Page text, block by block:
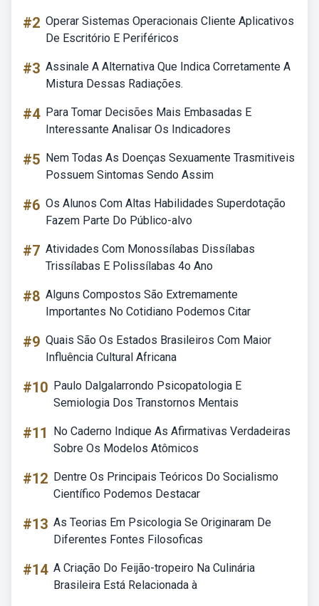
#2 Operar Sistemas Operacionais Cliente Aplicativos
De Escritório E Periféricos
#3 Assinale A Alternativa Que Indica Corretamente A
Mistura Dessas Radiações.
#4 Para Tomar Decisões Mais Embasadas E
Interessante Analisar Os Indicadores
#5 Nem Todas As Doenças Sexuamente Trasmitiveis
Possuem Sintomas Sendo Assim
#6 Os Alunos Com Altas Habilidades Superdotação
Fazem Parte Do Público-alvo
#7 Atividades Com Monossílabas Dissílabas
Trissílabas E Polissílabas 4o Ano
#8 Alguns Compostos São Extremamente
Importantes No Cotidiano Podemos Citar
#9 Quais São Os Estados Brasileiros Com Maior
Influência Cultural Africana
#10 Paulo Dalgalarrondo Psicopatologia E
Semiologia Dos Transtornos Mentais
#11
No Caderno Indique As Afirmativas Verdadeiras
Sobre Os Modelos Atômicos
#12 Dentre Os Principais Teóricos Do Socialismo
Científico Podemos Destacar
#13 As Teorias Em Psicologia Se Originaram De
Diferentes Fontes Filosoficas
#14 A Criação Do Feijão-tropeiro Na Culinária
Brasileira Está Relacionada à